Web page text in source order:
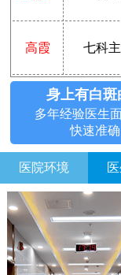
高霞 七科
身上有白斑
多年经验医生
快速准
医院环境